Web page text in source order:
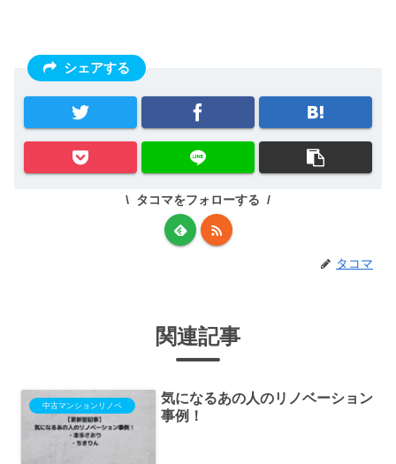
シェアする
タコマをフォローする
タコマ
関連記事
中古マンションリノベ
気になるあの人のリノベーション
事例！